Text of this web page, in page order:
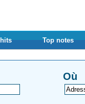
Top notes
Où